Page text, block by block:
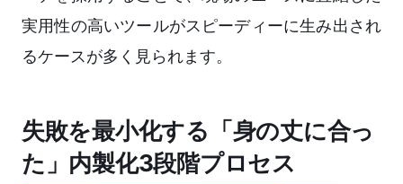
実用性の高いツールがスピーディーに生み出され
るケースが多く見られます。
失敗を最小化する「身の丈に合っ
た」内製化3段階プロセス